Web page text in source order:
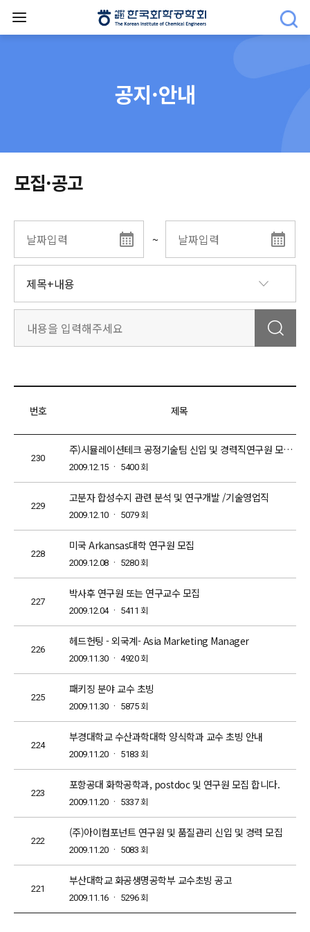
공지·안내
모집·공고
~
번호 제목
230
주)시뮬레이션테크 공정기술팀 신입 및 경력직연구원 모집 공고
2009.12.15 ㆍ 5400회
229
고분자 합성수지 관련 분석 및 연구개발 /기술영업직
2009.12.10 ㆍ 5079회
228
미국 Arkansas대학 연구원 모집
2009.12.08 ㆍ 5280회
227
박사후 연구원 또는 연구교수 모집
2009.12.04 ㆍ 5411 회
226
헤드헌팅 - 외국계- Asia Marketing Manager
2009.11.30 ㆍ 4920회
225
패키징 분야 교수 초빙
2009.11.30 ㆍ 5875회
224
부경대학교 수산과학대학 양식학과 교수 초빙 안내
2009.11.20 ㆍ 5183 회
223
포항공대 화학공학과, postdoc 및 연구원 모집 합니다.
2009.11.20 ㆍ 5337회
222
(주)아이컴포넌트 연구원 및 품질관리 신입 및 경력 모집
2009.11.20 ㆍ 5083 회
221
부산대학교 화공생명공학부 교수초빙 공고
2009.11.16 ㆍ 5296회